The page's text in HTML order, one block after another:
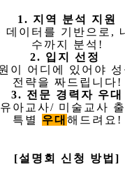
1. 지역 분석 지원
데이터를 기반으로,
수까지 분석!
2. 입지 선정
이 어디에 있어야 성
전략을 짜드립니다!
3. 전문 경력자 우대
아교사/ 미술교사
특별 우대 해드려요!
[설명회 신청 방법]